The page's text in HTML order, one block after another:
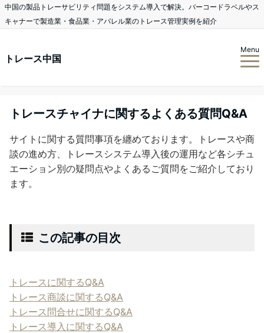
中国の製品トレーサビリティ問題をシステム導入で解決。バーコードラベルやス
キャナーで製造業・食品業・アパレル業のトレース管理実例を紹介
トレース中国
Menu
トレースチャイナに関するよくある質問Q&A
サイトに関する質問事項を纏めております。トレースや商
談の進め方、トレースシステム導入後の運用など各シチュ
エーション別の疑問点やよくあるご質問をご紹介しており
ます。
この記事の目次
トレースに関するQ&A
トレース商談に関するQ&A
トレース問合せに関するQ&A
トレース導入に関するQ&A